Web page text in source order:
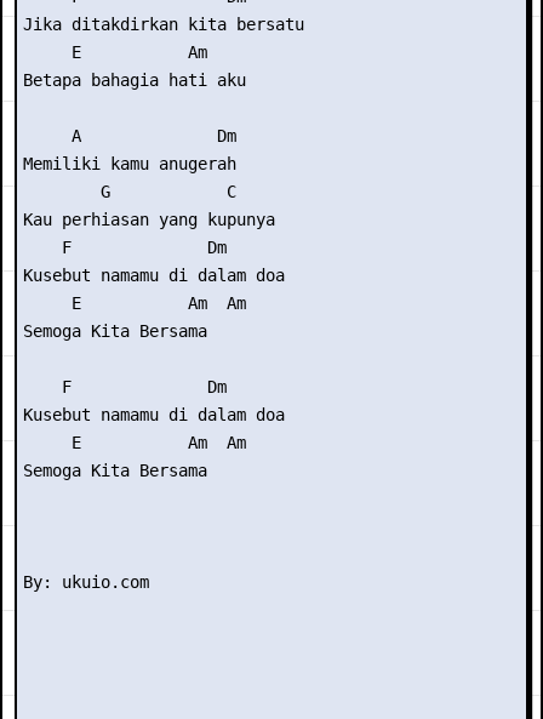
Jika ditakdirkan kita bersatu
     E           Am
Betapa bahagia hati aku
     A              Dm
Memiliki kamu anugerah
        G            C
Kau perhiasan yang kupunya
    F              Dm
Kusebut namamu di dalam doa
     E           Am  Am
Semoga Kita Bersama
    F              Dm
Kusebut namamu di dalam doa
     E           Am  Am
Semoga Kita Bersama